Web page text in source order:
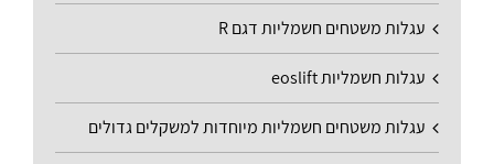
עגלות משטחים חשמליות דגם R
עגלות חשמליות eoslift
עגלות משטחים חשמליות מיוחדות למשקלים גדולים